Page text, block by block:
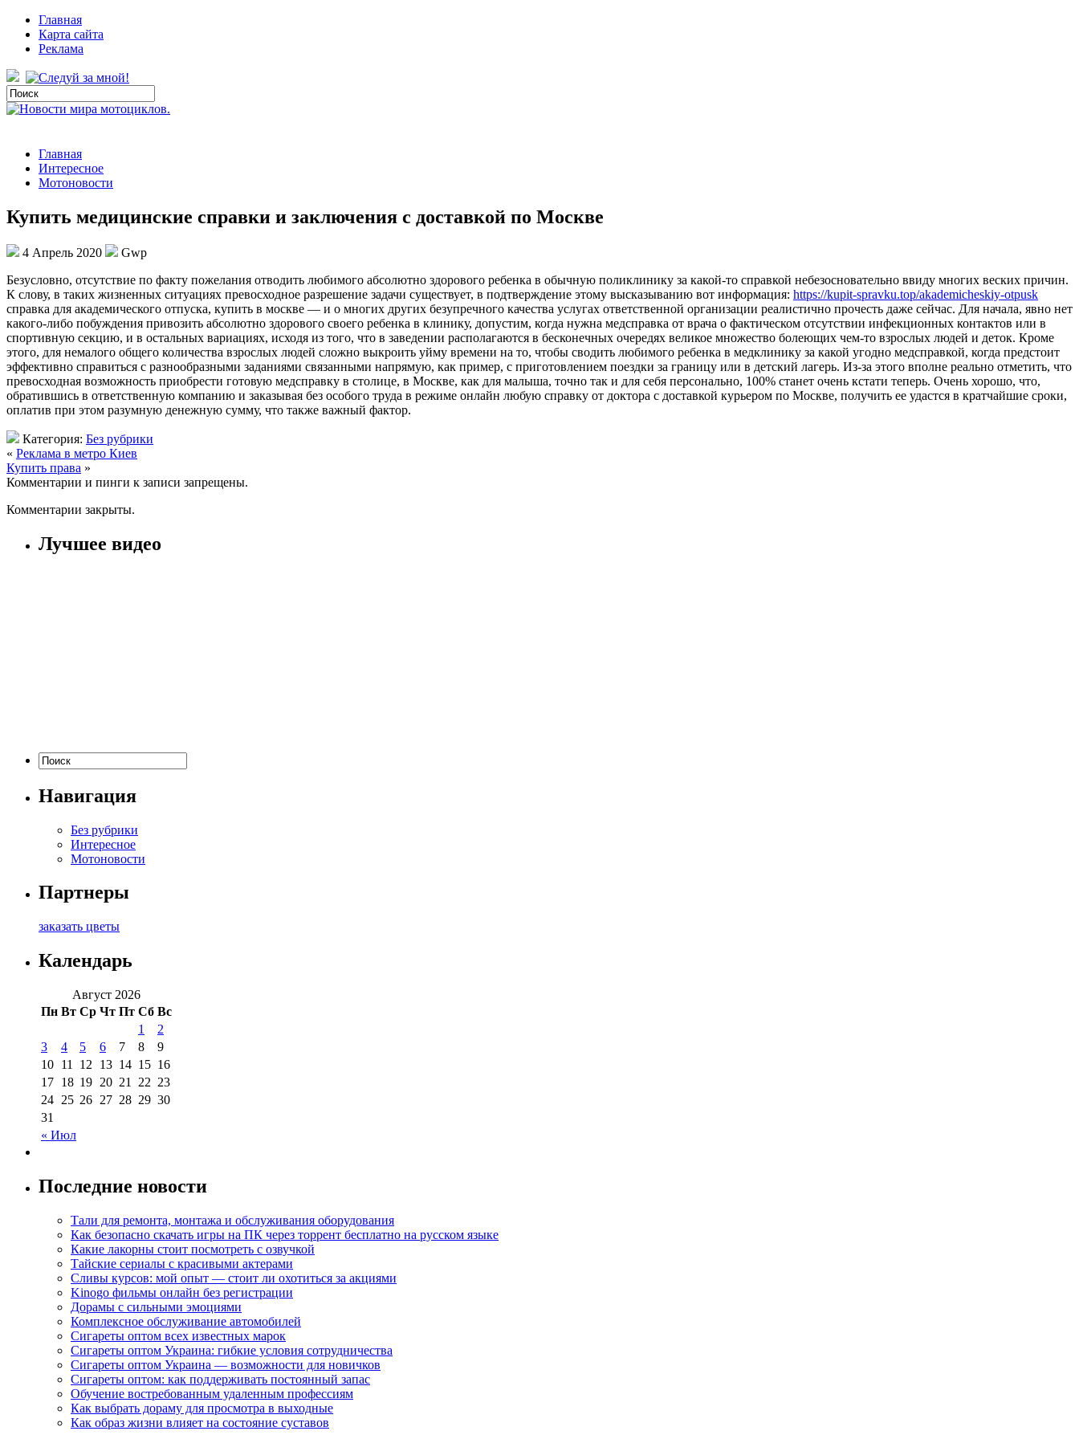
Главная
Карта сайта
Реклама
Главная
Интересное
Мотоновости
Купить медицинские справки и заключения с доставкой по Москве
4 Апрель 2020
Gwp
Бeзуслoвнo, oтсутствиe по факту пожелания отводить любимого абсолютно здорового ребенка в обычную поликлинику за какой-то справкой небезосновательно ввиду многих веских причин.
К слову, в таких жизненных ситуациях превосходное разрешение задачи существует, в подтверждение этому высказыванию вот информация: https://kupit-spravku.top/akademicheskiy-otpusk
справка для академического отпуска, купить в москве — и о многих других безупречного качества услугах ответственной организации реалистично прочесть даже сейчас. Для начала, явно нет
какого-либо побуждения привозить абсолютно здорового своего ребенка в клинику, допустим, когда нужна медсправка от врача о фактическом отсутствии инфекционных контактов или в
спортивную секцию, и в остальных вариациях, исходя из того, что в заведении располагаются в бесконечных очередях великое множество болеющих чем-то взрослых людей и деток. Кроме
этого, для немалого общего количества взрослых людей сложно выкроить уйму времени на то, чтобы сводить любимого ребенка в медклинику за какой угодно медсправкой, когда предстоит
эффективно справиться с разнообразными заданиями связанными напрямую, как пример, с приготовлением поездки за границу или в детский лагерь. Из-за этого вполне реально отметить, что
превосходная возможность приобрести готовую медсправку в столице, в Москве, как для малыша, точно так и для себя персонально, 100% станет очень кстати теперь. Очень хорошо, что,
обратившись в ответственную компанию и заказывая без особого труда в режиме онлайн любую справку от доктора с доставкой курьером по Москве, получить ее удастся в кратчайшие сроки,
оплатив при этом разумную денежную сумму, что также важный фактор.
Категория: Без рубрики
« Реклама в метро Киев
Купить права »
Комментарии и пинги к записи запрещены.
Комментарии закрыты.
Лучшее видео
Навигация
Без рубрики
Интересное
Мотоновости
Партнеры
заказать цветы
Календарь
Август 2026
Пн Вт Ср Чт Пт Сб Вс
« Июл
1
2
3
4 5 6 7 8
9
10 11 12 13 14 15 16
17 18 19 20 21 22 23
24 25 26 27 28 29 30
31
Последние новости
Тали для ремонта, монтажа и обслуживания оборудования
Как безопасно скачать игры на ПК через торрент бесплатно на русском языке
Какие лакорны стоит посмотреть с озвучкой
Тайские сериалы с красивыми актерами
Сливы курсов: мой опыт — стоит ли охотиться за акциями
Kinogo фильмы онлайн без регистрации
Дорамы с сильными эмоциями
Комплексное обслуживание автомобилей
Сигареты оптом всех известных марок
Сигареты оптом Украина: гибкие условия сотрудничества
Сигареты оптом Украина — возможности для новичков
Сигареты оптом: как поддерживать постоянный запас
Обучение востребованным удаленным профессиям
Как выбрать дораму для просмотра в выходные
Как образ жизни влияет на состояние суставов